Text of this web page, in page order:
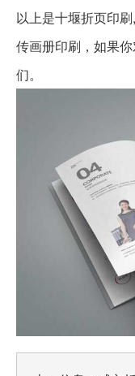
以上是十堰折页印
传画册印刷，如果
们。